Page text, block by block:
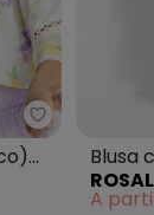
bonprix -
Blusa
A